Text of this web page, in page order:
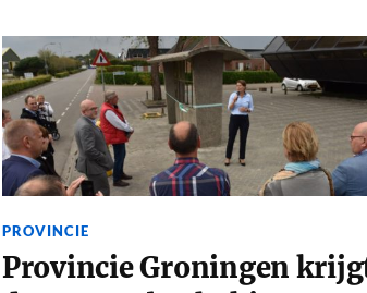
PROVINCIE
Provincie Groningen